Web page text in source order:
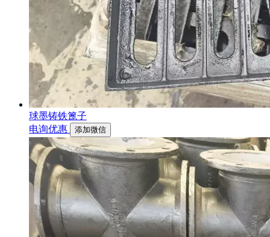
球墨铸铁篦子
电询优惠
添加微信